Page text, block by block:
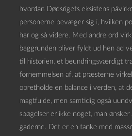
hvordan Dødsrigets eksistens
personerne bevæger sig i, hvilken
har og så videre. Med andre ord
baggrunden bliver fyldt ud hen ad
til historien, et beundringsværdigt
fornemmelsen af, at præsterne
opretholde en balance i verden, at
magtfulde, men samtidig også
spøgelser er ikke noget, man
gaderne. Det er en tanke med